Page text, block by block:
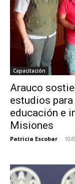
Capacitación
Arauco
estudios
educación e
Misiones
Patricia Escobar - 10/